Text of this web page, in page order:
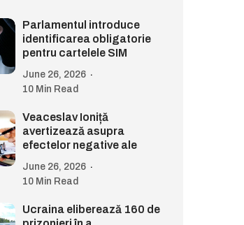
Parlamentul introduce
identificarea obligatorie
pentru cartelele SIM
June 26, 2026
10 Min Read
Veaceslav Ioniță
avertizează asupra
efectelor negative ale
June 26, 2026
10 Min Read
Ucraina eliberează 160 de